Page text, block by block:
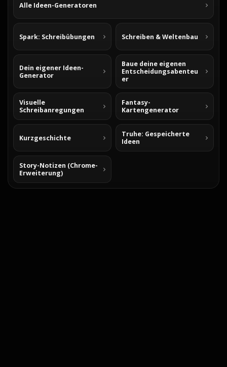
Alle Ideen-Generatoren
Spark: Schreibübungen Schreiben & Weltenbau
Dein eigener Ideen-
Generator
Baue deine eigenen
Entscheidungsabenteu
er
Visuelle
Schreibanregungen
Fantasy-
Kartengenerator
Kurzgeschichte
Truhe: Gespeicherte
Ideen
Story-Notizen (Chrome-
Erweiterung)